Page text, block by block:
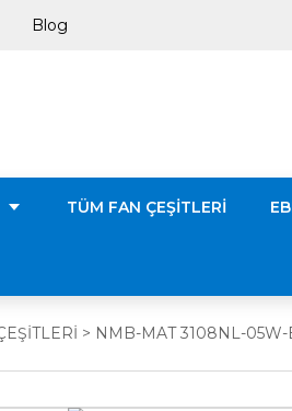
Blog
TÜM FAN ÇEŞİTLERİ
NMB-MAT 3108NL-05W-